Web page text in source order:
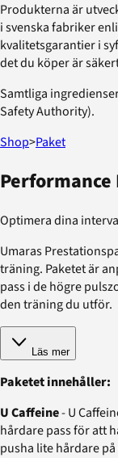
Produkterna är
i svenska fabriker
kvalitetsgarantier i
det du köper är
Samtliga
Safety Authority).
Shop>Paket
Performance
Optimera dina
Umaras
träning. Paketet är
pass i de högre
den träning du utför.
Läs mer
Paketet innehåller:
U Caffeine-U
hårdare pass för att
pusha lite hårdare på